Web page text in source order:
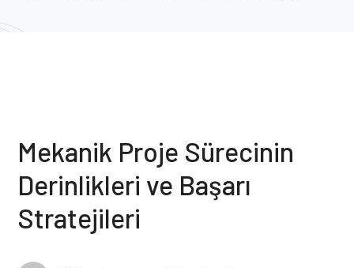
Mekanik Proje Sürecinin
Derinlikleri ve Başarı
Stratejileri